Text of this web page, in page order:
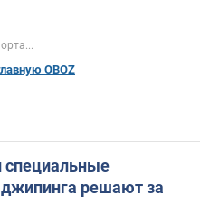
OBOZ
решают за